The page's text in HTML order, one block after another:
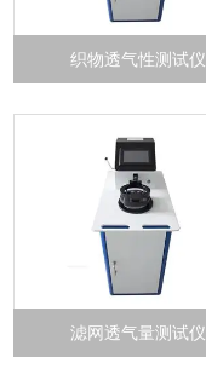
织物透气性测试仪
滤网透气量测试仪